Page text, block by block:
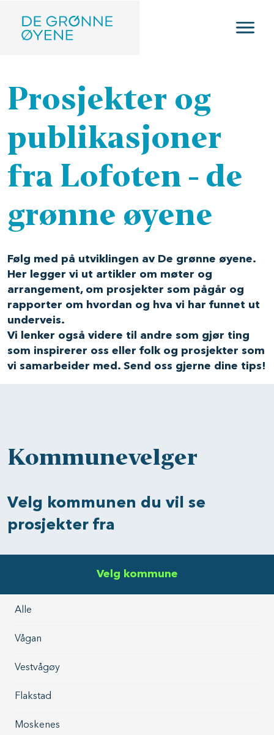
Prosjekter og
publikasjoner
fra Lofoten - de
grønne øyene
Følg med på utviklingen av De grønne øyene.
Her legger vi ut artikler om møter og
arrangement, om prosjekter som pågår og
rapporter om hvordan og hva vi har funnet ut
underveis.
Vi lenker også videre til andre som gjør ting
som inspirerer oss eller folk og prosjekter som
vi samarbeider med. Send oss gjerne dine tips!
Kommunevelger
Velg kommunen du vil se
prosjekter fra
Velg kommune
Alle
Vågan
Vestvågøy
Flakstad
Moskenes